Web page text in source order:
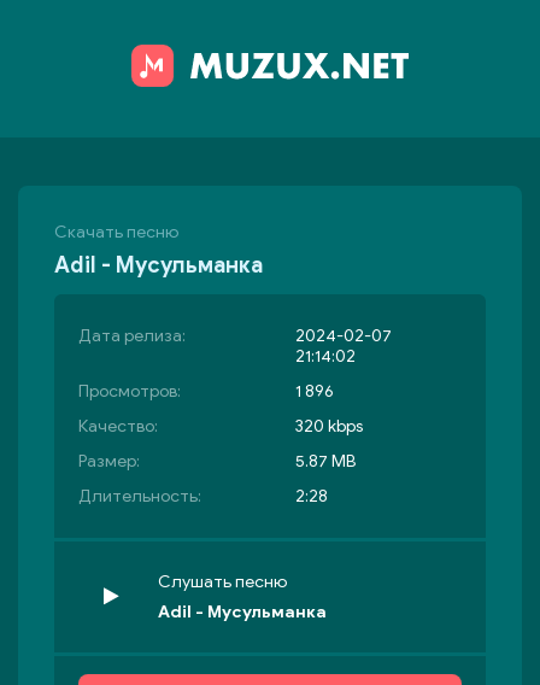
Скачать песню
Adil - Мусульманка
Дата релиза:
2024-02-07
21:14:02
Просмотров:
1 896
Качество:
320 kbps
Размер:
5.87 MB
Длительность:
2:28
Слушать песню
Adil - Мусульманка